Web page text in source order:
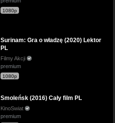
1080p
Surinam: Gra o władzę (2020) Lektor
PL
Filmy Akcji
premium
1080p
Smoleńsk (2016) Cały film PL
KinoSwiat
premium